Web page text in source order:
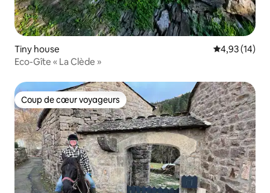
Tiny house Évaluation
4,93 (14)
Eco-Gîte « La Clède »
Coup de cœur voyageurs
Coup de cœur voyageurs